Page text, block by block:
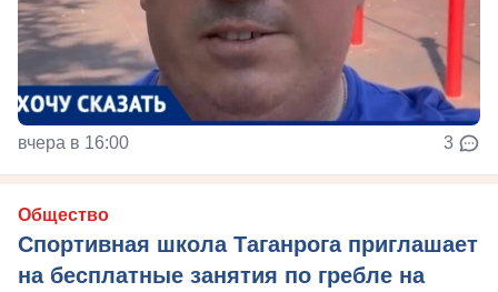
вчера в 16:00 3
Общество
Спортивная школа Таганрога приглашает
на бесплатные занятия по гребле на